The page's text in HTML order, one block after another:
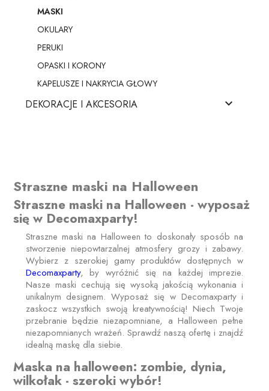
MASKI
OKULARY
PERUKI
OPASKI I KORONY
KAPELUSZE I NAKRYCIA GŁOWY
DEKORACJE I AKCESORIA 
Straszne maski na Halloween
Straszne maski na Halloween - wyposaż
się w Decomaxparty!
Straszne maski na Halloween to doskonały sposób na
stworzenie niepowtarzalnej atmosfery grozy i zabawy.
Wybierz z szerokiej gamy produktów dostępnych w
Decomaxparty, by wyróżnić się na każdej imprezie.
Nasze maski cechują się wysoką jakością wykonania i
unikalnym designem. Wyposaż się w Decomaxparty i
zaskocz wszystkich swoją kreatywnością! Niech Twoje
przebranie będzie niezapomniane, a Halloween pełne
niezapomnianych wrażeń. Sprawdź naszą ofertę i znajdź
idealną maskę dla siebie.
Maska na halloween: zombie, dynia,
wilkołak - szeroki wybór!